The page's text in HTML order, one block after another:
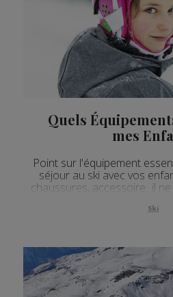
Quels
mes
Point sur l'équipement
séjour au ski avec vos
chaussures, accessoire...il
Ski